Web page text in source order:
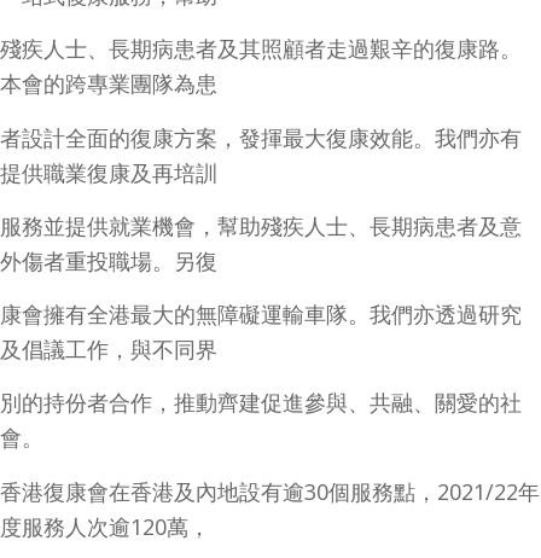
殘疾人士、長期病患者及其照顧者走過艱辛的復康路。
本會的跨專業團隊為患
者設計全面的復康方案，發揮最大復康效能。我們亦有
提供職業復康及再培訓
服務並提供就業機會，幫助殘疾人士、長期病患者及意
外傷者重投職場。另復
康會擁有全港最大的無障礙運輸車隊。我們亦透過研究
及倡議工作，與不同界
別的持份者合作，推動齊建促進參與、共融、關愛的社
會。
香港復康會在香港及內地設有逾30個服務點，2021/22年
度服務人次逾120萬，